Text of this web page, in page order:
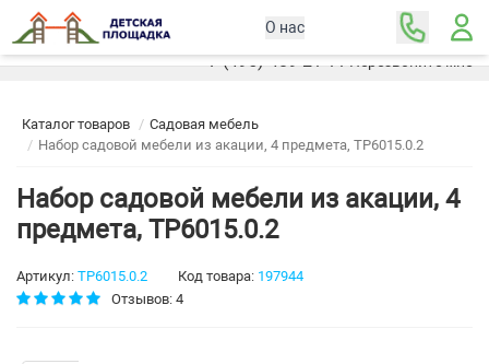
О нас
Москва
+7 (495) 489-21-11Перезвоните мне
Каталог товаров
Садовая мебель
Набор садовой мебели из акации, 4 предмета, TP6015.0.2
Набор садовой мебели из акации, 4
предмета, TP6015.0.2
Артикул: TP6015.0.2 Код товара: 197944
Отзывов: 4